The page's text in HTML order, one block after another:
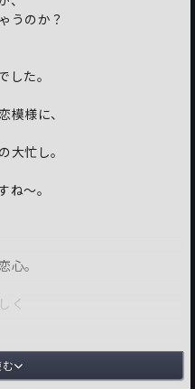
うのか？
した。
模様に、
大忙し。
ね～。
心。
く
に
かで